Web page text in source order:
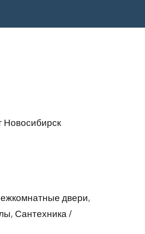
Новосибирск
двери,
Сантехника /